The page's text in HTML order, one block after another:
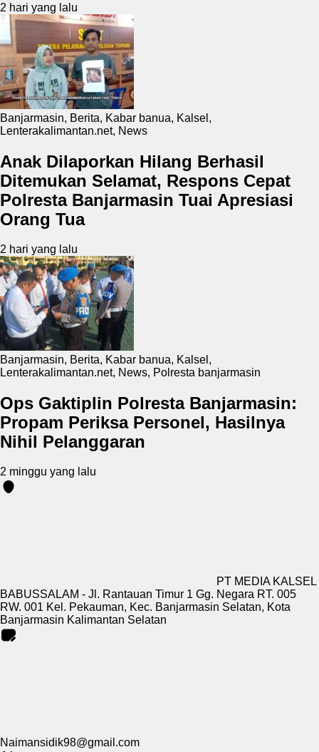
2 hari yang lalu
Banjarmasin, Berita, Kabar banua, Kalsel ,
Lenterakalimantan.net, News
Anak Dilaporkan Hilang Berhasil
Ditemukan Selamat, Respons Cepat
Polresta Banjarmasin Tuai Apresiasi
Orang Tua
2 hari yang lalu
Banjarmasin, Berita, Kabar banua, Kalsel ,
Lenterakalimantan.net, News, Polresta banjarmasin
Ops Gaktiplin Polresta Banjarmasin:
Propam Periksa Personel, Hasilnya
Nihil Pelanggaran
2 minggu yang lalu
PT MEDIA KALSEL
BABUSSALAM - Jl. Rantauan Timur 1 Gg. Negara RT. 005
RW. 001 Kel. Pekauman, Kec. Banjarmasin Selatan, Kota
Banjarmasin Kalimantan Selatan
Naimansidik98@gmail.com